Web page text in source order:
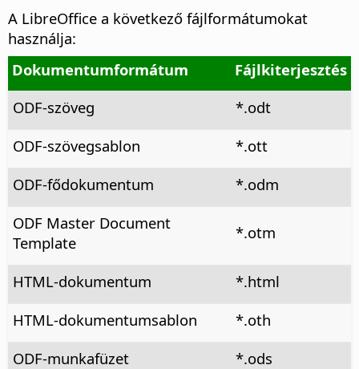
A LibreOffice a következő fájlformátumokat
használja:
Dokumentumformátum
Fájlkiterjesztés
ODF-szöveg
*.odt
ODF-szövegsablon
*.ott
ODF-fődokumentum
*.odm
ODF Master Document
Template
*.otm
HTML-dokumentum
*.html
HTML-dokumentumsablon
*.oth
ODF-munkafüzet
*.ods